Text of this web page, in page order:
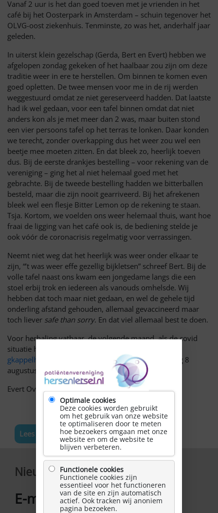
Vanaf 2 uur is het dan goed toeven met je vrienden in het
café bij het Oosterpark in Amsterdam – schuin tegenover het
OLVG-oost ziekenhuis. Tenminste, zo was het, anderhalf jaar
geleden.
In uiterst klein gezelschap (Gerda, Bert en Evert) hebben we
afgelopen zondag gekeken of het haalbaar zou zijn om deze
traditie weer in ere te herstellen. Om binnen te komen even
goed opletten. De twee mensen voor me in de rij werden
weggestuurd omdat ze niet gereserveerd hadden. Dat laatste
had ik wel gedaan, voor een tafel binnen omdat dat niet
anders kon als je met meer dan 2 was, maar buiten stond
een vier persoons tafel op het terras te lonken. Daar konden
we terecht, zonder overkapping dus het weer zou wel een
beetje mee moeten zitten. En dat bleek zo, heerlijk toeven
dus. Bij de eerste drankjes bestelling – voor rekening van de
vereniging – ging het al niet helemaal goed met het
gebrachte. Bij de tweede bestelling hadden we bitterballen
besteld, maar die zijn nooit gearriveerd. Bij het afrekenen
bleek wel een flesje Bitter Lemon op de rekening te staan.
Tsja. Kortom, we voelden ons weer helemaal thuis, want hoe
fraai de ligging van het café ook is, de bediening stelde je
ook vóór de coronacrisis regelmatig voor verrassingen.
Neemt niet weg dat het heerlijk was weer onder elkaar te
zijn, “’t was weer effe gezellig bijkletsen” schreef Bert. Bij de
volle tafel naast ons kwam een jongedame langs die een
stoel erbij trok en iedereen als vanouds omhelsde. Wij
hebben dat toch maar niet gedaan, en wel de gehele tijd
onderling afstand gehouden, allemaal gevaccineerd maar
toch liever safe than sorry. En dat viel allemaal best te doen.
Voor herhaling vatbaar, de volgende maand, als de covid
situatie het toestaat. Geef je tijdig op bij
gkappelhof@hotmail.com
voor deelname op zondag 8
augustus !
Evert Overbosch
Lees meer nieuws
Nieuwsbrief
E-mailadres*
Optimale cookies
Deze cookies worden gebruikt
om het gebruik van onze website
te optimaliseren door te meten
hoe bezoekers omgaan met onze
website en om de website te
blijven verbeteren.
Functionele cookies
Functionele cookies zijn
essentieel voor het functioneren
van de site en zijn automatisch
actief. Ook tracken wij anoniem
pagina bezoeken.